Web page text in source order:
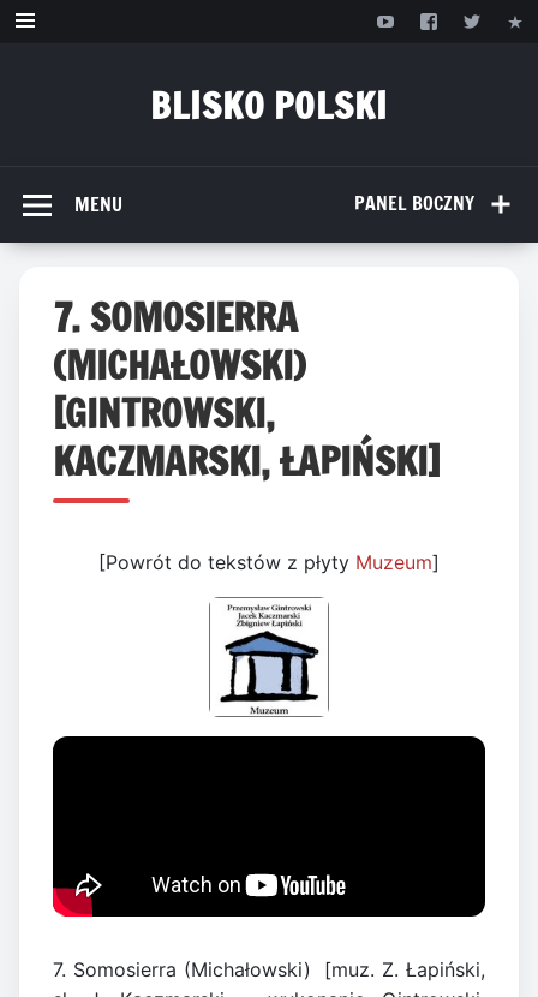
Przejdź
BLISKO POLSKI
PANEL BOCZNY
MENU
7. SOMOSIERRA
(MICHAŁOWSKI)
[GINTROWSKI,
KACZMARSKI, ŁAPIŃSKI]
[Powrót do tekstów z płyty Muzeum]
7. Somosierra (Michałowski) [muz. Z. Łapiński,